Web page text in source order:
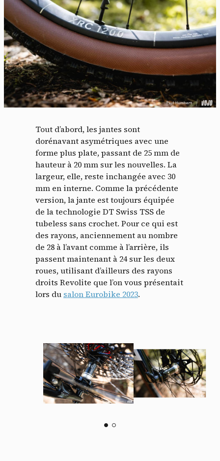
Tout d’abord, les jantes sont
dorénavant asymétriques avec une
forme plus plate, passant de 25 mm de
hauteur à 20 mm sur les nouvelles. La
largeur, elle, reste inchangée avec 30
mm en interne. Comme la précédente
version, la jante est toujours équipée
de la technologie DT Swiss TSS de
tubeless sans crochet. Pour ce qui est
des rayons, anciennement au nombre
de 28 à l’avant comme à l’arrière, ils
passent maintenant à 24 sur les deux
roues, utilisant d’ailleurs des rayons
droits Revolite que l’on vous présentait
lors du salon Eurobike 2023.